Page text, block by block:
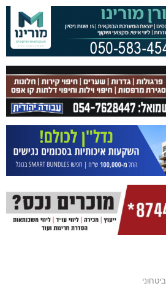
ביטחוני